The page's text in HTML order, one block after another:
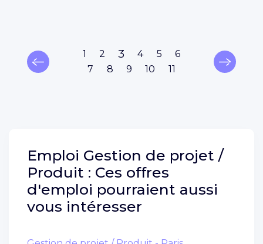
1 2 3 4 5
6
7
8 9 10 11
Emploi Gestion de projet /
Produit : Ces offres
d'emploi pourraient aussi
vous intéresser